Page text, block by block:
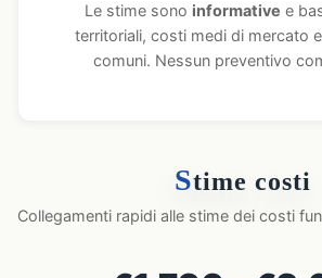
Le stime sono informative e
territoriali, costi medi di mercato
comuni. Nessun preventivo
Stime costi
Collegamenti rapidi alle stime dei costi